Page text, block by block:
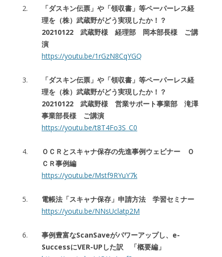
「ダスキン伝票」や「領収書」等ペーパーレス経
理を（株）武蔵野がどう実現したか！？
20210122 武蔵野様 経理部 岡本部長様 ご講
演
https://youtu.be/1rGzN8CqYGQ
「ダスキン伝票」や「領収書」等ペーパーレス経
理を（株）武蔵野がどう実現したか！？
20210122 武蔵野様 営業サポート事業部 滝澤
事業部長様 ご講演
https://youtu.be/t8T4Fo3S_C0
ＯＣＲとスキャナ保存の先進事例ウェビナー Ｏ
ＣＲ事例編
https://youtu.be/Mstf9RYuY7k
電帳法「スキャナ保存」申請方法 学習セミナー
https://youtu.be/NNsUclatp2M
事例豊富なScanSaveがパワーアップし、e-
SuccessにVER-UPした訳 「概要編」